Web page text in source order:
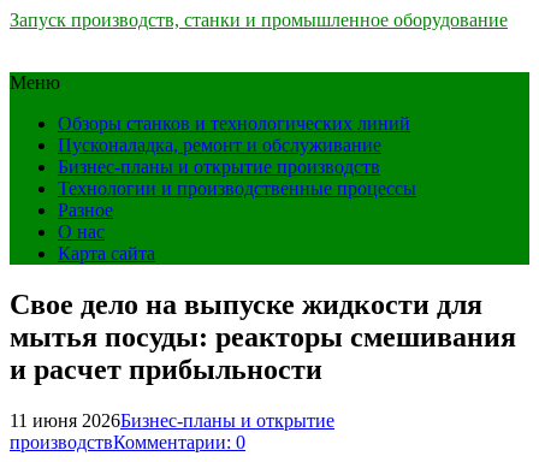
Запуск производств, станки и промышленное оборудование
Меню
Обзоры станков и технологических линий
Пусконаладка, ремонт и обслуживание
Бизнес-планы и открытие производств
Технологии и производственные процессы
Разное
О нас
Карта сайта
Свое дело на выпуске жидкости для
мытья посуды: реакторы смешивания
и расчет прибыльности
11 июня 2026Бизнес-планы и открытие
производствКомментарии: 0